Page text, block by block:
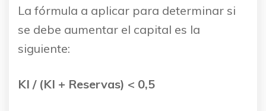
La fórmula a aplicar para determinar si
se debe aumentar el capital es la
siguiente:
KI / (KI + Reservas) < 0,5